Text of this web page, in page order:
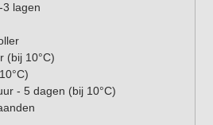
3 lagen
(bij 10°C)
- 5 dagen (bij 10°C)